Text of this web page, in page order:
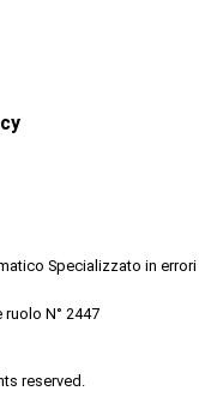
Specializzato in errori
ruolo N° 2447
reserved.